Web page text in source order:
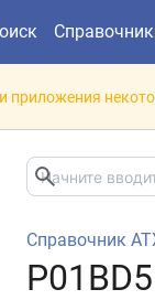
приложения
Справочник